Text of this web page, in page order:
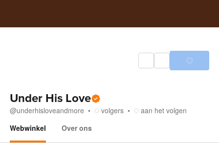
Under His Love
@underhisloveandmore volgers
aan het volgen
Webwinkel
Over ons